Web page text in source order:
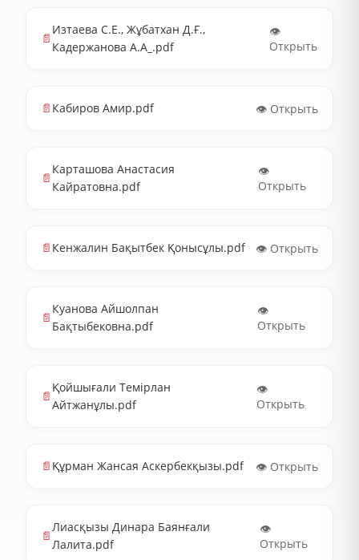
📄
Изтаева С.Е., Жұбатхан Д.Ғ.,
Кадержанова А.А_.pdf
👁️
Открыть
📄 Кабиров Амир.pdf 👁️ Открыть
📄
Карташова Анастасия
Кайратовна.pdf
👁️
Открыть
📄 Кенжалин Бақытбек Қонысұлы.pdf 👁️ Открыть
📄
Куанова Айшолпан
Бақтыбековна.pdf
👁️
Открыть
📄
Қойшығали Темірлан
Айтжанұлы.pdf
👁️
Открыть
📄 Құрман Жансая Аскербекқызы.pdf 👁️ Открыть
📄
Лиасқызы Динара Баянғали
Лалита.pdf
👁️
Открыть